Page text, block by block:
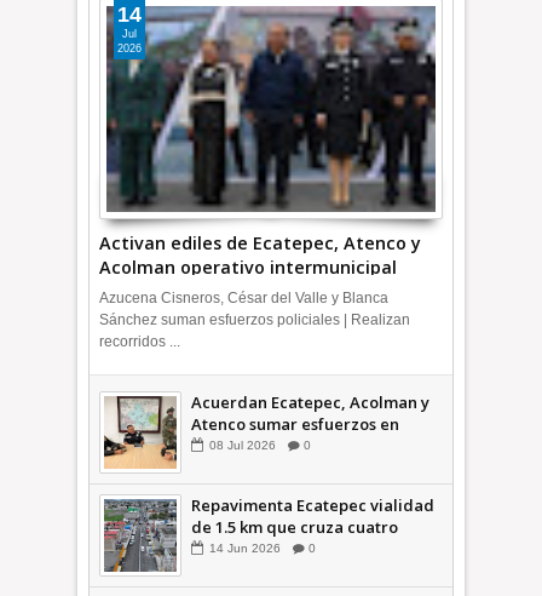
Activan ediles de Ecatepec, Atenco y
Acolman operativo intermunicipal
14
Jul
2026
Azucena Cisneros, César del Valle y Blanca
Sánchez suman esfuerzos policiales | Realizan
recorridos ...
Acuerdan Ecatepec, Acolman y
Atenco sumar esfuerzos en
seguridad
08 Jul 2026 0
Repavimenta Ecatepec vialidad
de 1.5 km que cruza cuatro
comunidades +Video
14 Jun 2026 0